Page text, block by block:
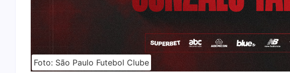
Foto: São Paulo Futebol Clube